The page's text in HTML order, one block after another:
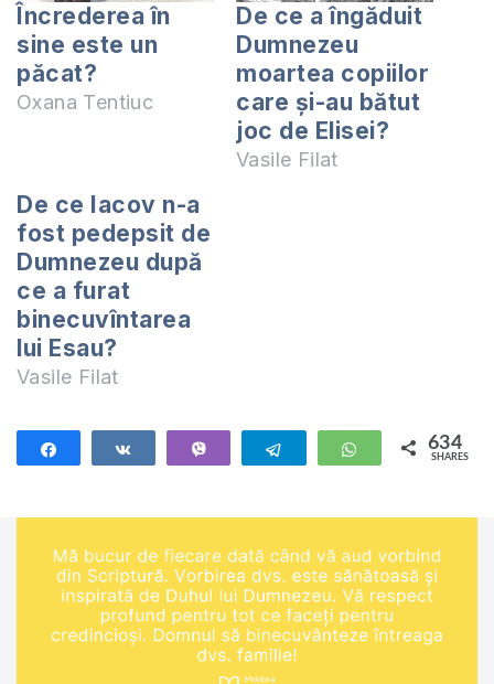
Încrederea în
sine este un
păcat?
Oxana Tentiuc
De ce a îngăduit
Dumnezeu
moartea copiilor
care și-au bătut
joc de Elisei?
Vasile Filat
De ce Iacov n-a
fost pedepsit de
Dumnezeu după
ce a furat
binecuvîntarea
lui Esau?
Vasile Filat
Telegram WhatsApp
634
SHARES